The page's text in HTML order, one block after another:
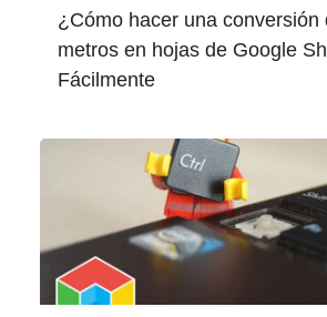
¿Cómo hacer una conversión
metros en hojas de Google
Fácilmente